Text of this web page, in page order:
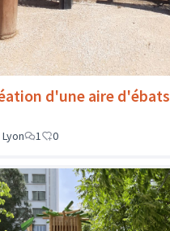
d'une aire d'ébats
1 0